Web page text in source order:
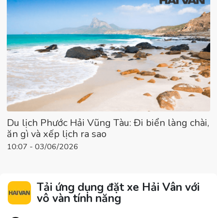
Du lịch Phước Hải Vũng Tàu: Đi biển làng chài,
ăn gì và xếp lịch ra sao
10:07 - 03/06/2026
Tải ứng dụng đặt xe Hải Vân với
vô vàn tính năng